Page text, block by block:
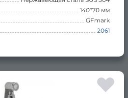
140*70 мм
GFmark
2061